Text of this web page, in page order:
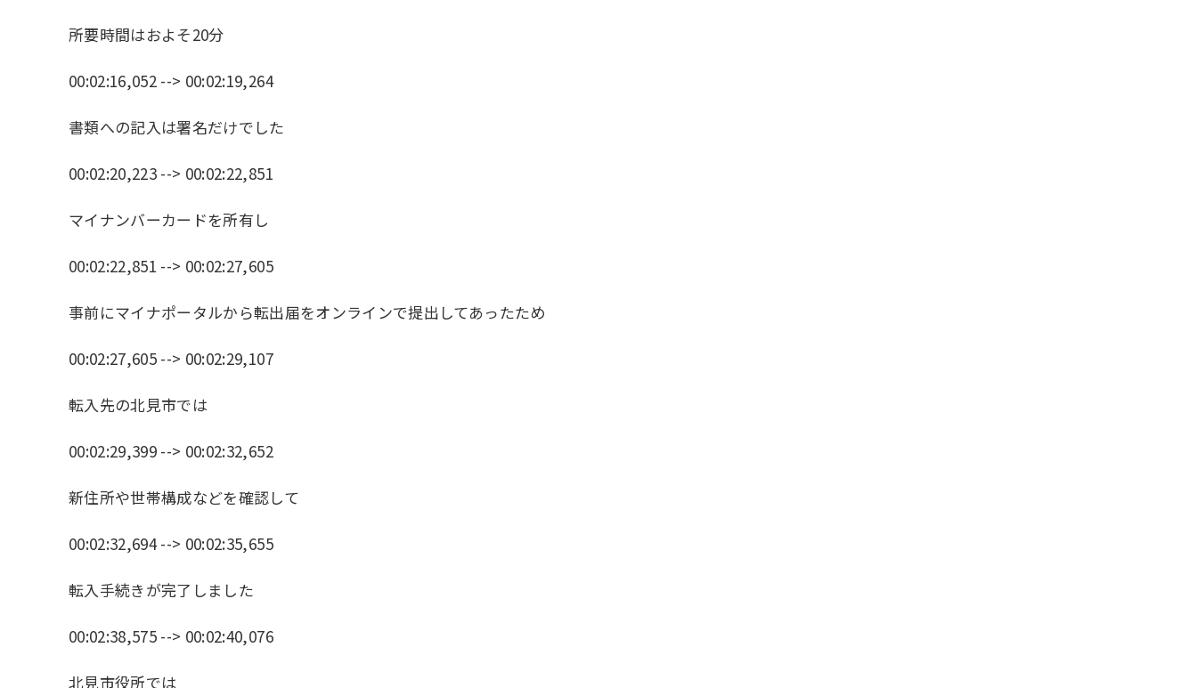
所要時間はおよそ20分
00:02:16,052 --> 00:02:19,264
書類への記入は署名だけでした
00:02:20,223 --> 00:02:22,851
マイナンバーカードを所有し
00:02:22,851 --> 00:02:27,605
事前にマイナポータルから転出届をオンラインで提出してあったため
00:02:27,605 --> 00:02:29,107
転入先の北見市では
00:02:29,399 --> 00:02:32,652
新住所や世帯構成などを確認して
00:02:32,694 --> 00:02:35,655
転入手続きが完了しました
00:02:38,575 --> 00:02:40,076
北見市役所では